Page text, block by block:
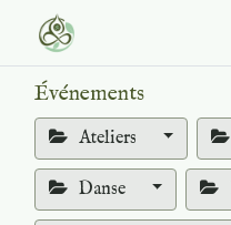
Événements
Ateliers
Danse